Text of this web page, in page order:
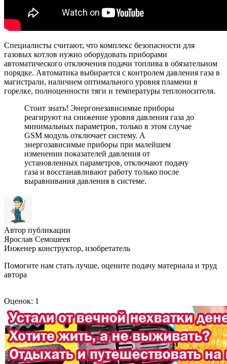
Специалисты считают, что комплекс безопасности для
газовых котлов нужно оборудовать приборами
автоматического отключения подачи топлива в обязательном
порядке. Автоматика выбирается с контролем давления газа в
магистрали, наличием оптимального уровня пламени в
горелке, полноценности тяги и температуры теплоносителя.
Стоит знать! Энергонезависимые приборы
реагируют на снижение уровня давления газа до
минимальных параметров, только в этом случае
GSM модуль отключает систему. А
энергозависимые приборы при малейшем
изменении показателей давления от
установленных параметров, отключают подачу
газа и восстанавливают работу только после
выравнивания давления в системе.
Автор публикации
Ярослав Семошеев
Инженер конструктор, изобретатель
Помогите нам стать лучше, оцените подачу материала и труд
автора
Оценок: 1